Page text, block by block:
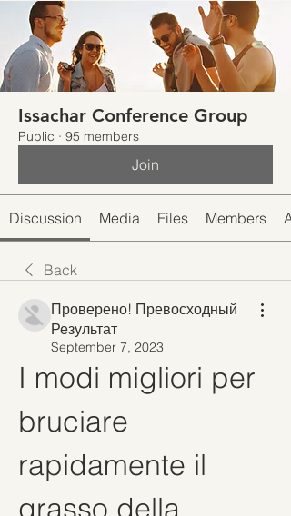
Issachar Conference Group
Public · 95 members
Join
Discussion Media Files Members
Back
Проверено! Превосходный
Результат
September 7, 2023
I modi migliori per
bruciare
rapidamente il
grasso della